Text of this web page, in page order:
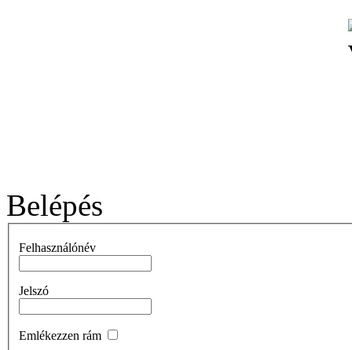
Belépés
Felhasználónév
Jelszó
Emlékezzen rám